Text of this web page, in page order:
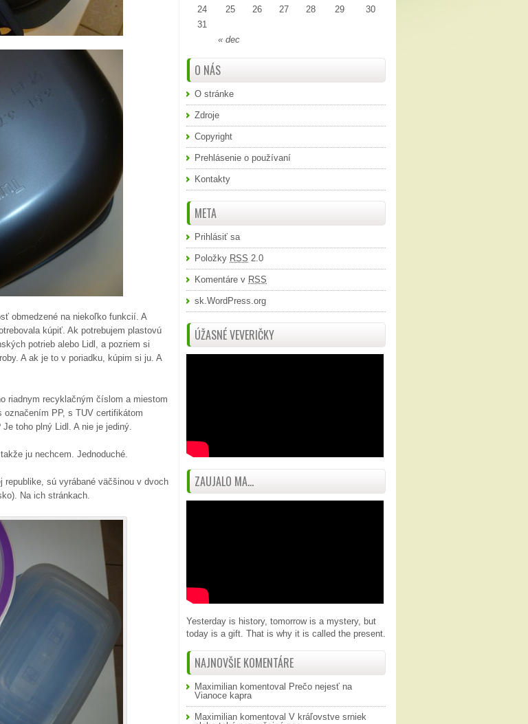
obmedzené na niekoľko funkcií. A
kúpiť. Ak potrebujem plastovú
potrieb alebo Lidl, a pozriem si
A ak je to v poriadku, kúpim si ju. A
riadnym recyklačným číslom a miestom
PP, s TUV certifikátom
toho plný Lidl. A nie je jediný.
ju nechcem. Jednoduché.
republike, sú vyrábané väčšinou v dvoch
Na ich stránkach.
« dec
24
25 26 27 28 29
30
31
O NÁS
O stránke
Zdroje
Copyright
Prehlásenie o používaní
Kontakty
META
Prihlásiť sa
Položky RSS 2.0
Komentáre v RSS
sk.WordPress.org
ÚŽASNÉ VEVERIČKY
ZAUJALO MA...
Yesterday is history, tomorrow is a mystery, but
today is a gift. That is why it is called the present.
NAJNOVŠIE KOMENTÁRE
Maximilian komentoval Prečo nejesť na
Vianoce kapra
Maximilian komentoval V kráľovstve srniek